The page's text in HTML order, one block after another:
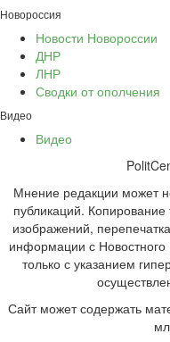
Новороссия
Новости Новороссии
ДНР
ЛНР
Сводки от ополчения
Видео
Видео
Мнение редакции может
публикаций. Копирование
изображений,
информации с
только с указанием
Сайт может содержать